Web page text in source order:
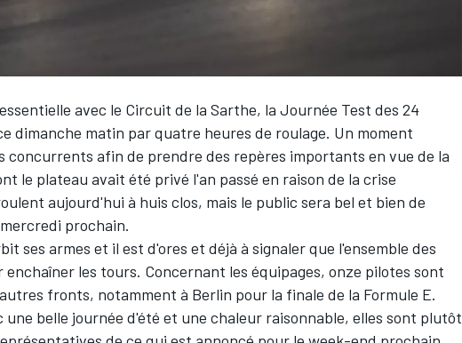
avec le Circuit de la Sarthe, la Journée Test des 24
dimanche matin par quatre heures de roulage. Un moment
afin de prendre des repères importants en vue de la
le plateau avait été privé l'an passé en raison de la crise
aujourd'hui à huis clos, mais le public sera bel et bien de
prochain.
ses armes et il est d'ores et déjà à signaler que l'ensemble des
enchaîner les tours. Concernant les équipages, onze pilotes sont
fronts, notamment à Berlin pour la finale de la Formule E.
belle journée d'été et une chaleur raisonnable, elles sont plutôt